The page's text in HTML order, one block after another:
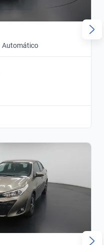
Automático